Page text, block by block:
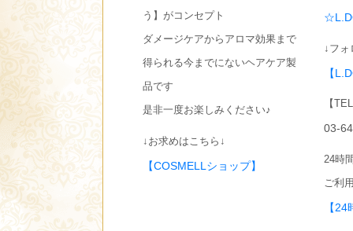
う】がコンセプト
ダメージケアからアロマ効果まで
得られる今までにないヘアケア製
品です
是非一度お楽しみください♪
↓お求めはこちら↓
【COSMELLショップ】
↓フ
【
【
03-
24時
ご利
【